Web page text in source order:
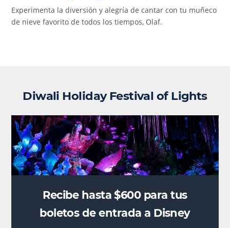
Experimenta la diversión y alegría de cantar con tu muñeco
de nieve favorito de todos los tiempos, Olaf.
Diwali Holiday Festival of Lights
Recibe hasta $600 para tus
boletos de entrada a Disney